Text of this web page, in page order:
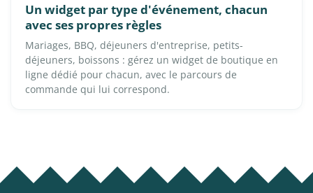
Un widget par type d'événement, chacun
avec ses propres règles
Mariages, BBQ, déjeuners d'entreprise, petits-
déjeuners, boissons : gérez un widget de boutique en
ligne dédié pour chacun, avec le parcours de
commande qui lui correspond.